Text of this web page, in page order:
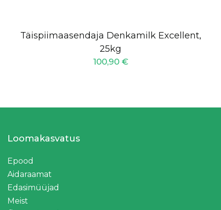
Täispiimaasendaja Denkamilk Excellent,
25kg
100,90 €
Loomakasvatus
Epood
Aidaraamat
Edasimüüjad
Meist